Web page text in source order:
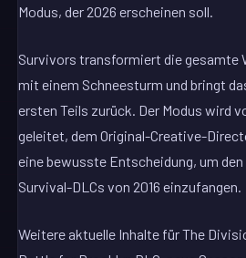
Modus, der 2026 erscheinen soll.
Survivors transformiert die gesamte
mit einem Schneesturm und bringt
ersten Teils zurück. Der Modus wird
geleitet, dem Original-Creative-
eine bewusste Entscheidung, um
Survival-DLCs von 2016 einzufangen.
Weitere aktuelle Inhalte für The